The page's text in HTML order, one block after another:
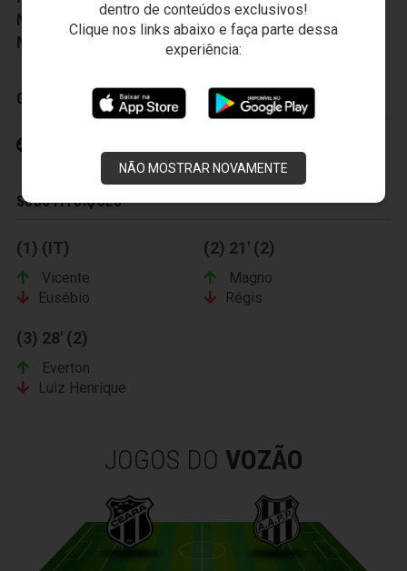
dentro de conteúdos exclusivos!
Clique nos links abaixo e faça parte dessa
experiência:
NÃO MOSTRAR NOVAMENTE
Médico:Joaquim Garcia
Massagista:
Victor Sávio
GOLS
SUBSTITUIÇÕES
(1) (IT)
Vicente
Eusébio
(2) 21' (2)
Magno
Régis
(3) 28' (2)
Everton
Luiz Henrique
JOGOS DO VOZÃO